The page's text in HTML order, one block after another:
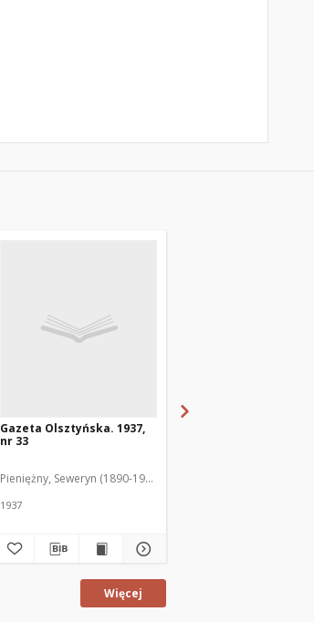
Gazeta Olsztyńska. 1937,
nr 33
Pieniężny, Seweryn (1890-1940). Red.
1937
Więcej